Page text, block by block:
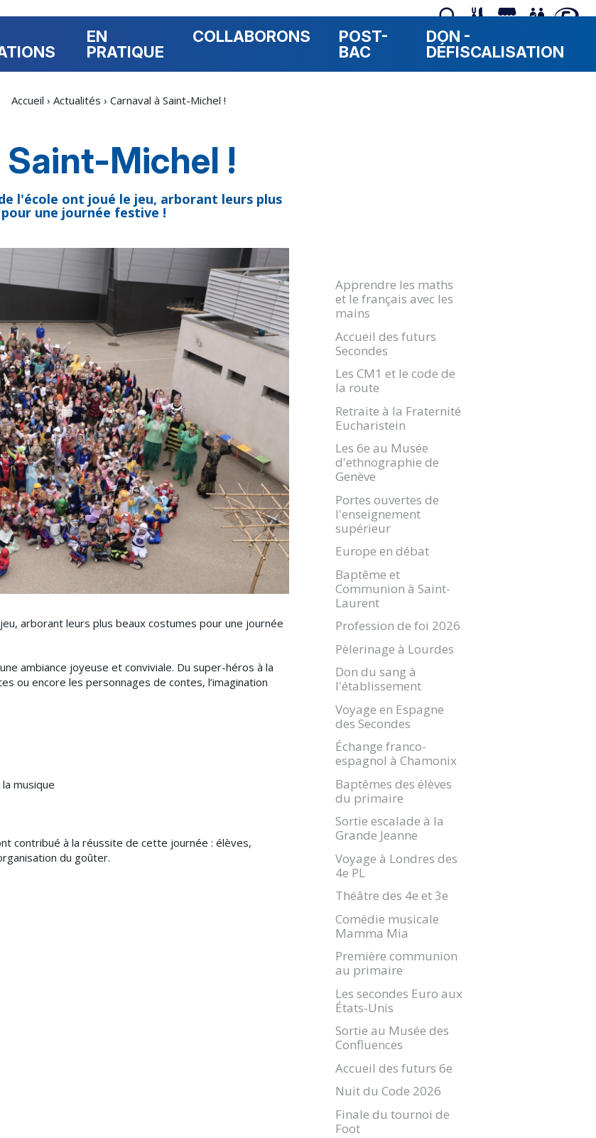
EN
PRATIQUE
COLLABORONS
POST-
BAC
DON -
DÉFISCALISATION
Accueil › Actualités › Carnaval à Saint-Michel !
Saint-Michel !
l'école ont joué le jeu, arborant leurs plus
une journée festive !
arborant leurs plus beaux costumes pour une journée
ambiance joyeuse et conviviale. Du super-héros à la
ou encore les personnages de contes, l’imagination
musique
contribué à la réussite de cette journée : élèves,
du goûter.
Apprendre les maths
et le français avec les
mains
Accueil des futurs
Secondes
Les CM1 et le code de
la route
Retraite à la Fraternité
Eucharistein
Les 6e au Musée
d'ethnographie de
Genève
Portes ouvertes de
l'enseignement
supérieur
Europe en débat
Baptême et
Communion à Saint-
Laurent
Profession de foi 2026
Pèlerinage à Lourdes
Don du sang à
l'établissement
Voyage en Espagne
des Secondes
Échange franco-
espagnol à Chamonix
Baptêmes des élèves
du primaire
Sortie escalade à la
Grande Jeanne
Voyage à Londres des
4e PL
Théâtre des 4e et 3e
Comédie musicale
Mamma Mia
Première communion
au primaire
Les secondes Euro aux
États-Unis
Sortie au Musée des
Confluences
Accueil des futurs 6e
Nuit du Code 2026
Finale du tournoi de
Foot